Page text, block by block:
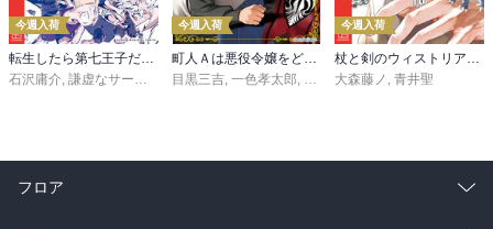
今週入荷
転生したら第七王子だったので、気ままに魔術を極めます（２４）
石沢庸介, 謙虚なサークル メル。
今週入荷
町人Ａは悪役令嬢をどうしても救いたい ～どぶと空と氷の姫君～１０【電子書店共通特典イラスト付】
目黒三吉, 一色孝太郎, Parum
今週入荷
杖と剣のウィストリア（１６）
大森藤ノ , 青井聖
フロア